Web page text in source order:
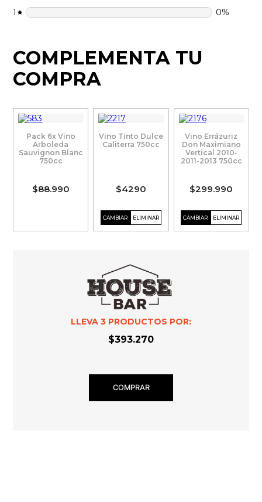
1 0%
COMPLEMENTA TU
COMPRA
Pack 6x Vino
Arboleda
Sauvignon Blanc
750cc
$88.990
Vino Errázuriz
Don Maximiano
Vertical 2010-
2011-2013 750cc
$299.990
Vino Tinto Dulce
Caliterra 750cc
$4290
LLEVA 3 PRODUCTOS POR:
$393.270
COMPRAR